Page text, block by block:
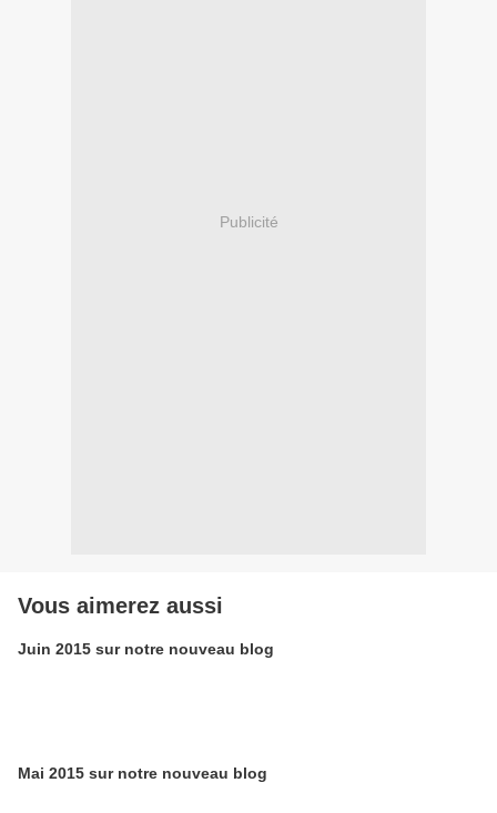
Publicité
Vous aimerez aussi
Juin 2015 sur notre nouveau blog
Mai 2015 sur notre nouveau blog